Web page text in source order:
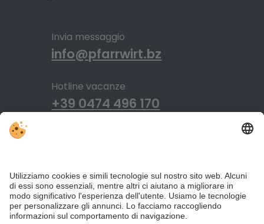
Invia messaggio
info@pfarrwirt.bz
Hotline vacanze
+39 0474 496 170